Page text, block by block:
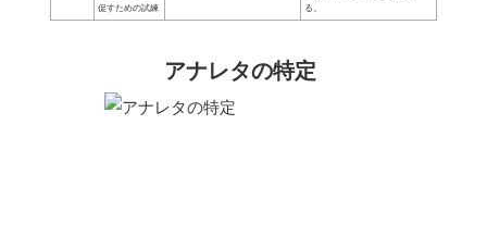
促すための試練
る。
アナレタの特定